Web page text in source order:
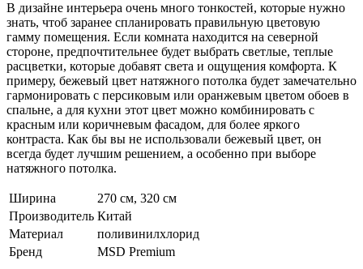
В дизайне интерьера очень много тонкостей, которые нужно
знать, чтоб заранее спланировать правильную цветовую
гамму помещения. Если комната находится на северной
стороне, предпочтительнее будет выбрать светлые, теплые
расцветки, которые добавят света и ощущения комфорта. К
примеру, бежевый цвет натяжного потолка будет замечательно
гармонировать с персиковым или оранжевым цветом обоев в
спальне, а для кухни этот цвет можно комбинировать с
красным или коричневым фасадом, для более яркого
контраста. Как бы вы не использовали бежевый цвет, он
всегда будет лучшим решением, а особенно при выборе
натяжного потолка.
Ширина
270 см, 320 см
Производитель Китай
Материал
поливинилхлорид
Бренд
MSD Premium